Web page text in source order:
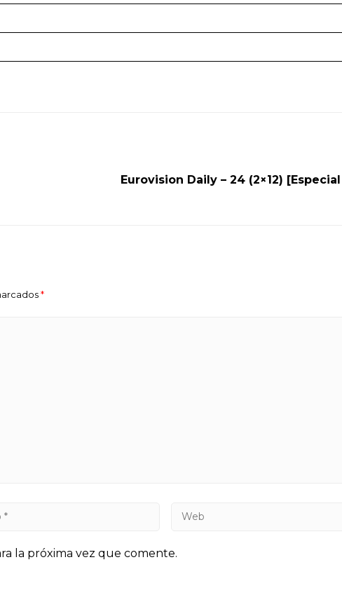
Eurovision Daily – 24 (2×12)
*
la próxima vez que comente.